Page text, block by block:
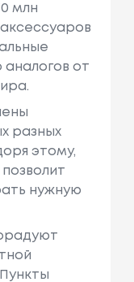
млн
от
разных
этому,
нужную